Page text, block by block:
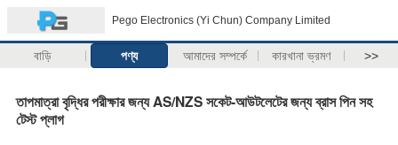
Pego Electronics (Yi Chun) Company Limited
বাড়ি পণ্য আমাদের সম্পর্কে কারখানা ভ্রমণ >>
তাপমাত্রা বৃদ্ধির পরীক্ষার জন্য AS/NZS সকেট-আউটলেটের জন্য ব্রাস পিন সহ
টেস্ট প্লাগ